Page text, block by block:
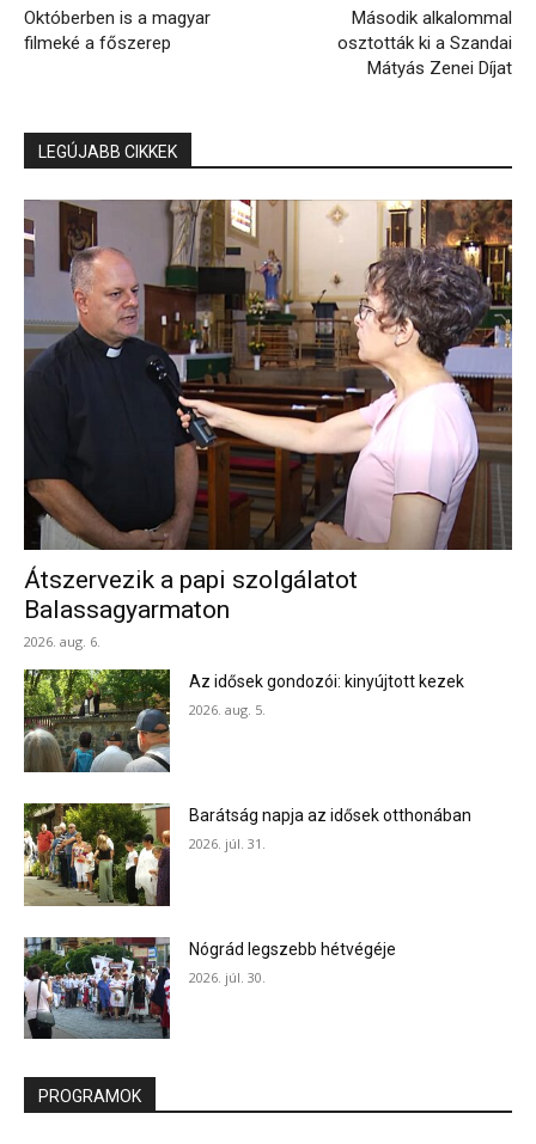
Októberben is a magyar
filmeké a főszerep
Második alkalommal
osztották ki a Szandai
Mátyás Zenei Díjat
LEGÚJABB CIKKEK
Átszervezik a papi szolgálatot
Balassagyarmaton
2026. aug. 6.
Az idősek gondozói: kinyújtott kezek
2026. aug. 5.
Barátság napja az idősek otthonában
2026. júl. 31.
Nógrád legszebb hétvégéje
2026. júl. 30.
PROGRAMOK